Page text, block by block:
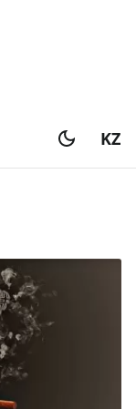
KZ